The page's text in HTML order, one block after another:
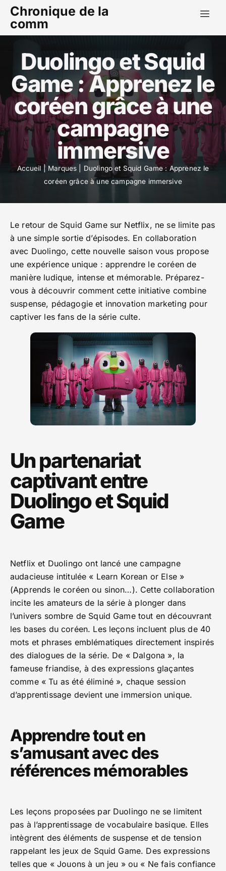
Chronique de la
comm
Duolingo et Squid
Game : Apprenez le
coréen grâce à une
campagne
immersive
Accueil | Marques
Duolingo et Squid Game : Apprenez le
coréen grâce à une campagne immersive
Le retour de Squid Game sur Netflix, ne se limite pas
à une simple sortie d’épisodes. En collaboration
avec Duolingo, cette nouvelle saison vous propose
une expérience unique : apprendre le coréen de
manière ludique, intense et mémorable. Préparez-
vous à découvrir comment cette initiative combine
suspense, pédagogie et innovation marketing pour
captiver les fans de la série culte.
Un partenariat
captivant entre
Duolingo et Squid
Game
Netflix et Duolingo ont lancé une campagne
audacieuse intitulée « Learn Korean or Else »
(Apprends le coréen ou sinon…). Cette collaboration
incite les amateurs de la série à plonger dans
l’univers sombre de Squid Game tout en découvrant
les bases du coréen. Les leçons incluent plus de 40
mots et phrases emblématiques directement inspirés
des dialogues de la série. De « Dalgona », la
fameuse friandise, à des expressions glaçantes
comme « Tu as été éliminé », chaque session
d’apprentissage devient une immersion unique.
Apprendre tout en
s’amusant avec des
références mémorables
Les leçons proposées par Duolingo ne se limitent
pas à l’apprentissage de vocabulaire basique. Elles
intègrent des éléments de suspense et de tension
rappelant les jeux de Squid Game. Des expressions
telles que « Jouons à un jeu » ou « Ne fais confiance